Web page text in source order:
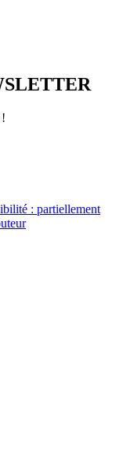
: partiellement